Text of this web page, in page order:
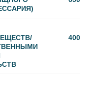
400